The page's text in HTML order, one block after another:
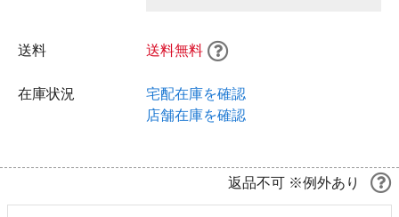
送料 送料無料
在庫状況
宅配在庫を確認
店舗在庫を確認
返品不可 ※例外あり